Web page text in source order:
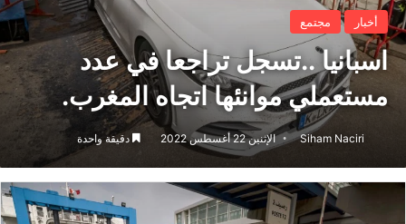
أخبار مجتمع
اسبانيا ..تسجل تراجعا في عدد
مستعملي موانئها اتجاه المغرب.
Siham Naciri الإثنين 22 أغسطس 2022 دقيقة واحدة